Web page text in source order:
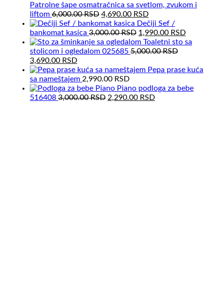
Patrolne šape osmatračnica sa svetlom, zvukom i
liftom 6,000.00RSD Original
price
was:
6,000.00 RSD.
4,690.00 RSDCurrent
price
is:
4,690.00 RSD.
Dečiji Sef /
bankomat kasica 3,000.00RSD Original
price
was:
1,990.00 RSDCurrent
price
Toaletni sto sa
stolicom i ogledalom 025685 5,000.00RSD
Original
price
was:
5,000.00 RSD.
3,690.00 RSDCurrent
price
is:
3,690.00 RSD.
Pepa prase kuća
sa nameštajem 2,990.00 RSD
Piano podloga za bebe
516408 3,000.00RSD Original
2,290.00 RSDCurrent